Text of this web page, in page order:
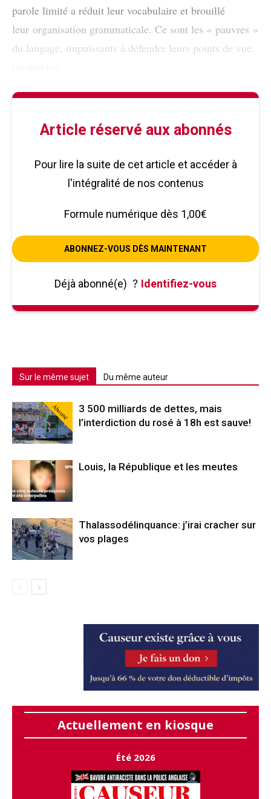
parole limité a réduit leur vocabulaire et brouillé
leur organisation grammaticale. Ce sont les « pauvres »
du langage, impuissants à défendre leurs points de vue,
Article réservé aux abonnés
Pour lire la suite de cet article et accéder à
l'intégralité de nos contenus
Formule numérique dès 1,00€
ABONNEZ-VOUS DÈS MAINTENANT
Déjà abonné(e) ? Identifiez-vous
Sur le même sujet Du même auteur
Abonné
3 500 milliards de dettes, mais
l’interdiction du rosé à 18h est sauve!
Louis, la République et les meutes
Thalassodélinquance: j’irai cracher sur
vos plages
Actuellement en kiosque
Été 2026